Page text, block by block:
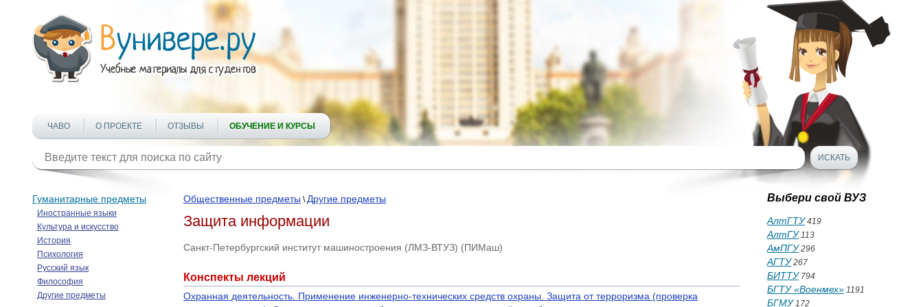
ЧАВО О ПРОЕКТЕ ОТЗЫВЫ ОБУЧЕНИЕ И КУРСЫ
Гуманитарные предметы
Иностранные языки
Культура и искусство
История
Психология
Русский язык
Философия
Другие предметы
Общественные предметы \ Другие предметы
Защита информации
Санкт-Петербургский институт машиностроения (ЛМЗ-ВТУЗ) (ПИМаш)
Конспекты лекций
Охранная деятельность. Применение инженерно-технических средств охраны. Защита от терроризма (проверка
Выбери свой ВУЗ
АлтГТУ419
АлтГУ113
АмПГУ296
АГТУ267
БИТТУ794
БГТУ «Военмех» 1191
БГМУ172